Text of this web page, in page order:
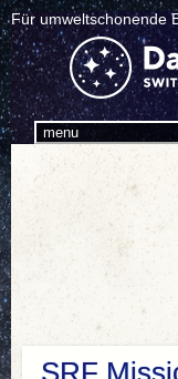
Für umweltschonende
menu
SRF